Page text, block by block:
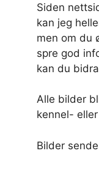
Siden
kan jeg
men om du
spre god
kan du
Alle bilder
kennel-
Bilder